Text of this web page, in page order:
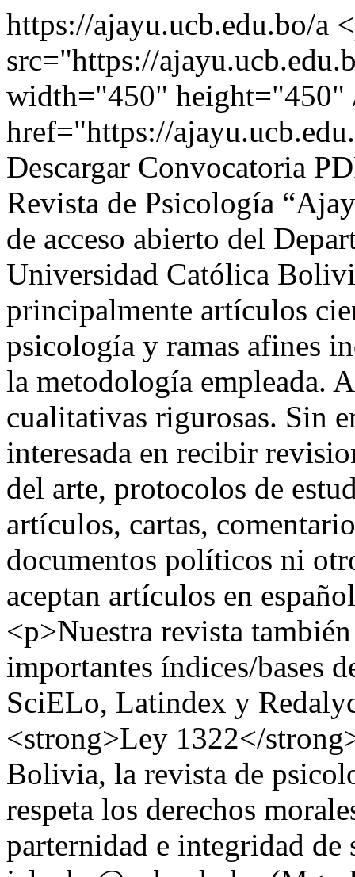
https://ajayu.ucb.edu.bo/a
src="https://
width="450" height="450"
href="https://
Descargar Convocatoria
Revista de Psicología
de acceso abierto del
Universidad Católica
principalmente artículos
psicología y ramas afines
la metodología empleada.
cualitativas rigurosas. Sin
interesada en recibir
del arte, protocolos de
artículos, cartas,
documentos políticos ni
aceptan artículos en
<p>Nuestra revista
importantes índices/bases
SciELo, Latindex y
<strong>Ley 1322</
Bolivia, la revista de
respeta los derechos
parternidad e integridad de